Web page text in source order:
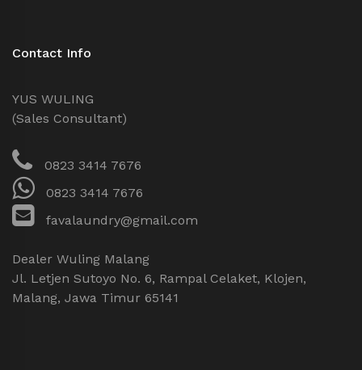
Contact Info
YUS WULING
(Sales Consultant)
0823 3414 7676
0823 3414 7676
favalaundry@gmail.com
Dealer Wuling Malang
Jl. Letjen Sutoyo No. 6, Rampal Celaket, Klojen,
Malang, Jawa Timur 65141